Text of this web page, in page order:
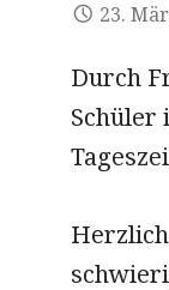
23.
Durch
Schüler